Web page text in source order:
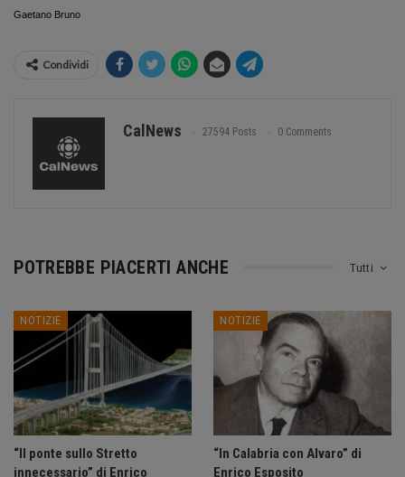
Gaetano Bruno
Condividi
CalNews 27594 Posts 0 Comments
Tutti
POTREBBE PIACERTI ANCHE
NOTIZIE
“Il ponte sullo Stretto
innecessario” di Enrico
NOTIZIE
“In Calabria con Alvaro” di
Enrico Esposito